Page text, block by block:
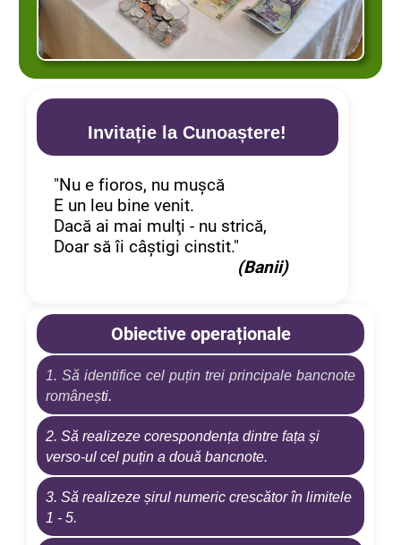
Invitație la Cunoaștere!
"Nu e fioros, nu muşcă
E un leu bine venit.
Dacă ai mai mulţi - nu strică,
Doar să îi câştigi cinstit."
(Banii)
Obiective operaționale
1. Să identifice cel puțin trei principale bancnote
românești.
2. Să realizeze corespondența dintre fața și
verso-ul cel puțin a două bancnote.
3. Să realizeze șirul numeric crescător în limitele
1 - 5.